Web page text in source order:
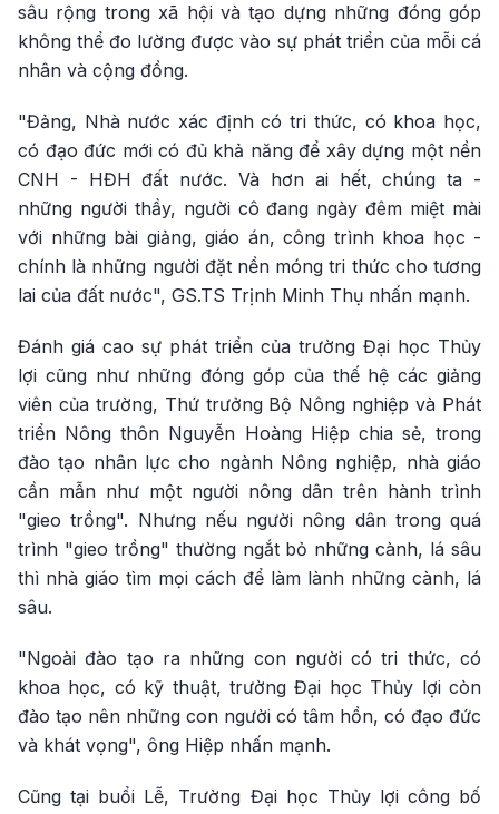
sâu rộng trong xã hội và tạo dựng những đóng góp
không thể đo lường được vào sự phát triển của mỗi cá
nhân và cộng đồng.
"Đảng, Nhà nước xác định có tri thức, có khoa học,
có đạo đức mới có đủ khả năng để xây dựng một nền
CNH - HĐH đất nước. Và hơn ai hết, chúng ta -
những người thầy, người cô đang ngày đêm miệt mài
với những bài giảng, giáo án, công trình khoa học -
chính là những người đặt nền móng tri thức cho tương
lai của đất nước", GS.TS Trịnh Minh Thụ nhấn mạnh.
Đánh giá cao sự phát triển của trường Đại học Thủy
lợi cũng như những đóng góp của thế hệ các giảng
viên của trường, Thứ trưởng Bộ Nông nghiệp và Phát
triển Nông thôn Nguyễn Hoàng Hiệp chia sẻ, trong
đào tạo nhân lực cho ngành Nông nghiệp, nhà giáo
cần mẫn như một người nông dân trên hành trình
"gieo trồng". Nhưng nếu người nông dân trong quá
trình "gieo trồng" thường ngắt bỏ những cành, lá sâu
thì nhà giáo tìm mọi cách để làm lành những cành, lá
sâu.
"Ngoài đào tạo ra những con người có tri thức, có
khoa học, có kỹ thuật, trường Đại học Thủy lợi còn
đào tạo nên những con người có tâm hồn, có đạo đức
và khát vọng", ông Hiệp nhấn mạnh.
Cũng tại buổi Lễ, Trường Đại học Thủy lợi công bố